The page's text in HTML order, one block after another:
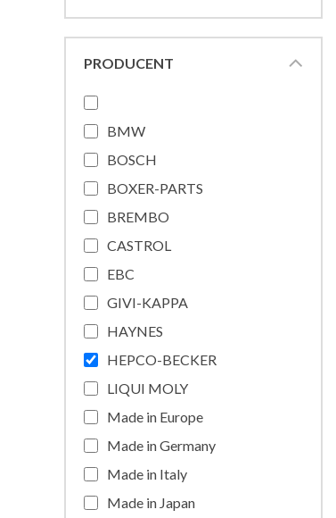
PRODUCENT
BMW
BOSCH
BOXER-PARTS
BREMBO
CASTROL
EBC
GIVI-KAPPA
HAYNES
HEPCO-BECKER
LIQUI MOLY
Made in Europe
Made in Germany
Made in Italy
Made in Japan